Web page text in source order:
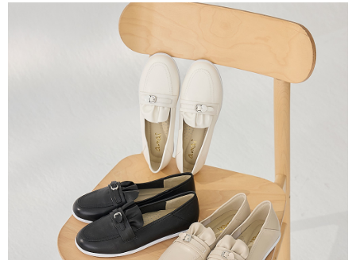
買賣價金債權讓與本公司後，依約使用本公司帳單繳交帳款。
2.基於同意付款使用「大哥付你分期」之契約關係目的，商店將以您的個人
資料（包含姓名、電話或地址）提供予台灣大哥大進項蒐集、處理及利用，
由本公司與您本人進行分期帳單所需資料之確認、核對及更正。
3.完整用戶服務條款，請詳閱以下連結：https://oppay.tw/userRule
※ 交易是否成功請以「AFTEE先享後付 」之結帳頁面顯示為準，若有關於
是否繳費成功／繳費後需取消欲退款等相關疑問，請聯繫「AFTEE先享後付
https://netprotections.freshdesk.com/support/home
１．透過由恩沛科技股份有限公司提供之「AFTEE先享後付」服務完成之交
易，需依本服務之必要範圍內提供個人資料，並將交易相關給付款項請求債
權轉讓予恩沛科技股份有限公司。
２．關於個人資料處理事宜，請瀏覽以下網址：
https://aftee.tw/terms/#terms3
３．未成年的使用者請事先徵得法定代理人或監護人之同意方可使用
「AFTEE先享後付」，若未經同意申辦者引起之損失，本公司不負相關責
４．使用「AFTEE先享後付」時，將依據個別帳號之用戶狀況，依本公司即
時審查核予不同之上限額度；若仍有額度不足之情形，本公司將視審查結果
請求用戶進行身份認證。
５．嚴禁一人註冊多個帳號或使用他人資訊註冊。若發現惡意使用之情形，
7-11付款取貨
每筆NT$80，滿NT$799(含以上)免運費
每筆NT$80，滿NT$799(含以上)免運費
每筆NT$80，滿NT$799(含以上)免運費
付款後門市自取